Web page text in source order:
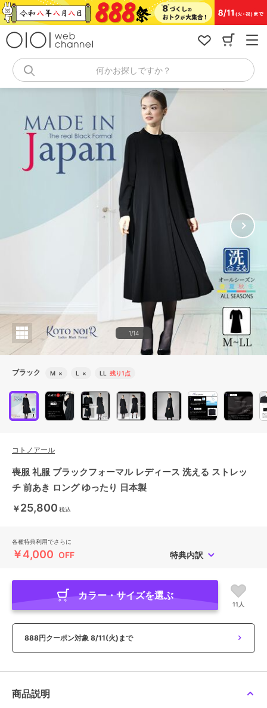
コ
ン
キ
何かお探しですか？
1/14
ブラック M × L × LL 残り1点
コトノアール
喪服 礼服 ブラックフォーマル レディース 洗える ストレッ
チ 前あき ロング ゆったり 日本製
￥25,800 税込
各種特典利用でさらに
￥4,000 OFF 特典内訳
カラー・サイズを選ぶ
11人
888円クーポン対象 8/11(火)まで
商品説明